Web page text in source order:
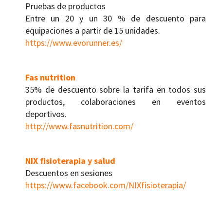
Pruebas de productos
Entre un 20 y un 30 % de descuento para
equipaciones a partir de 15 unidades.
https://www.evorunner.es/
Fas nutrition
35% de descuento sobre la tarifa en todos sus
productos, colaboraciones en eventos
deportivos.
http://www.fasnutrition.com/
NIX fisioterapia y salud
Descuentos en sesiones
https://www.facebook.com/NIXfisioterapia/